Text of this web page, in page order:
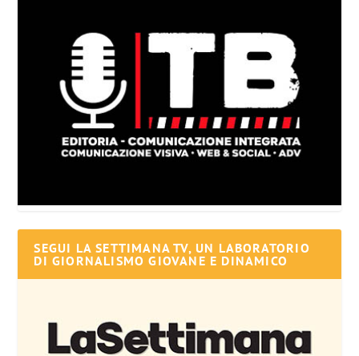
SEGUI LA SETTIMANA TV, UN LABORATORIO
DI GIORNALISMO GIOVANE E DINAMICO